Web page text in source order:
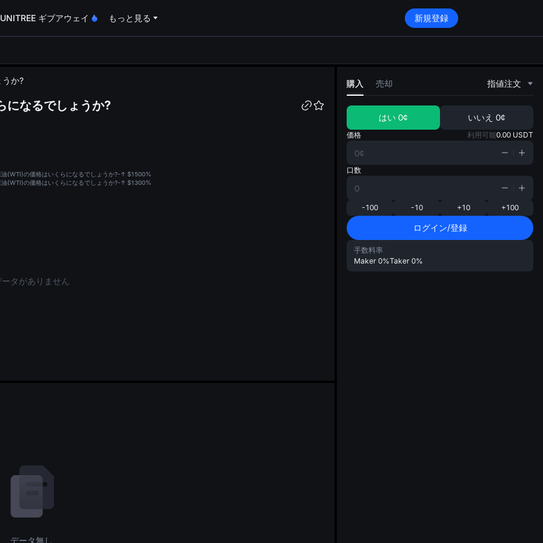
UNITREE ギブアウェイ もっと見る 新規登録
か?
なるでしょうか?
(WTI)の価格はいくらになるでしょうか?-↑ $1500%
(WTI)の価格はいくらになるでしょうか?-↑ $1300%
ータがありません
データ無し
購入 売却 指値注文
はい 0¢ いいえ 0¢
価格 利用可能0.00 USDT
口数
-100 -10 +10 +100
ログイン/登録
手数料率
Maker 0%Taker 0%